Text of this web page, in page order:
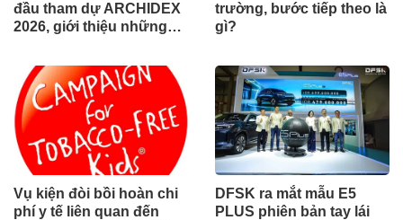
đầu tham dự ARCHIDEX
2026, giới thiệu những
công nghiệp
trường, bước tiếp theo là
gì?
Vụ kiện đòi bồi hoàn chi
phí y tế liên quan đến
DFSK ra mắt mẫu E5
PLUS phiên bản tay lái